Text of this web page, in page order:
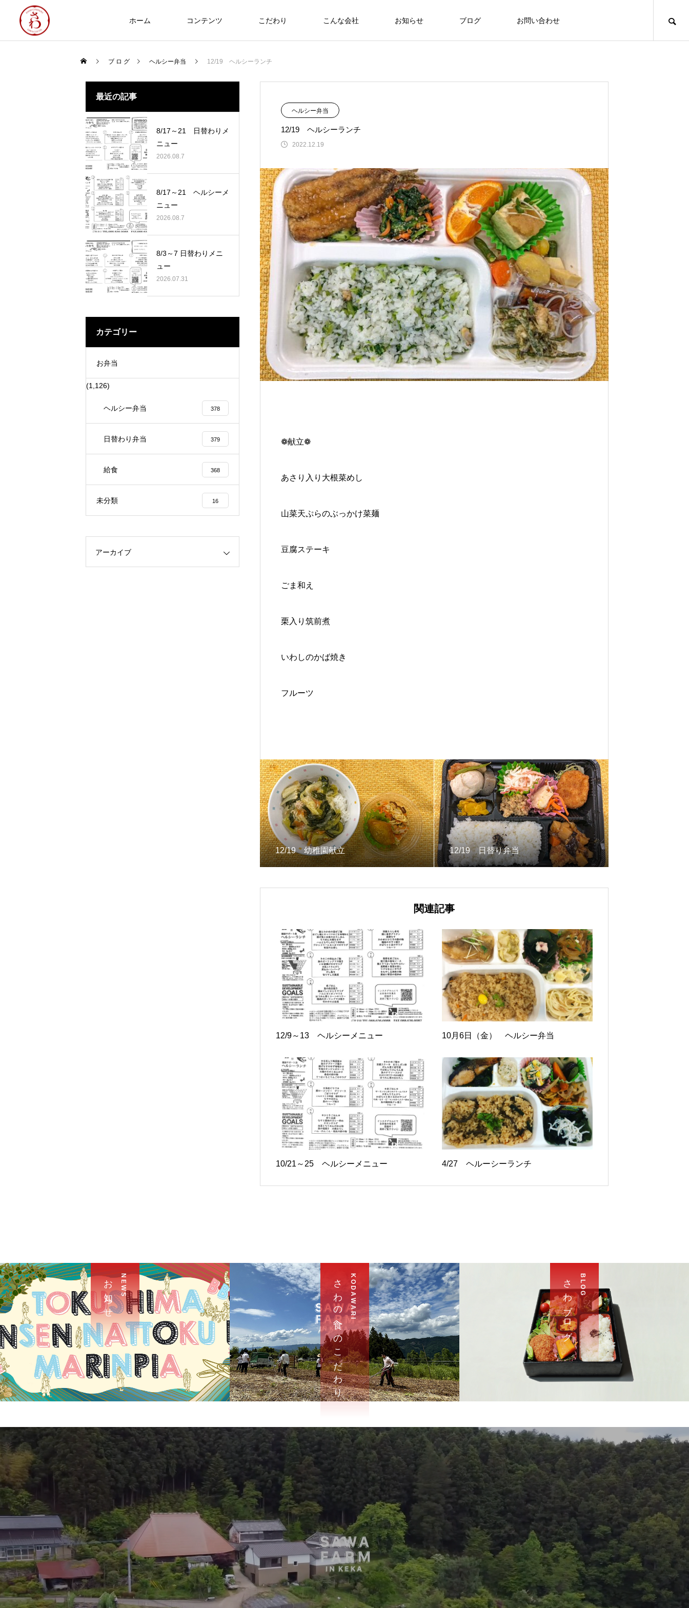
ホーム コンテンツ こだわり こんな会社 お知らせ ブログ お問い合わせ
賀で藍の定植に 行って来ました。
Thoughts on
2025年 食品衛生優良施設 厚生労働大臣賞受
賞 表彰を賜りました。
道の駅いたの 「いたの88サロン」 5月5日に家賀で藍の定植に 行っ
さわおせち2026
食への知識
6月22日（日）🇹🇭🇻🇳アジアンフェア
🇹🇼🇰🇷開催
食への知識
外国人社員の親睦会
NEW
8/17～21 日替わりメニュー
2026.08.07
NEW
8/17～21 ヘルシーメニュー
2026.08.07
8/3～7 ヘルシーメニュー
2026.07.31
ブ ロ グ ヘルシー弁当 12/19 ヘルシーランチ
ヘルシー弁当
12/19 ヘルシーランチ
2022.12.19
❁献立❁
あさり入り大根菜めし
山菜天ぷらのぶっかけ菜麺
豆腐ステーキ
ごま和え
栗入り筑前煮
いわしのかば焼き
フルーツ
12/19 幼稚園献立 12/19 日替り弁当
関連記事
12/9～13 ヘルシーメニュー 10月6日（金） ヘルシー弁当
10/21～25 ヘルシーメニュー 4/27 ヘルーシーランチ
最近の記事
8/17～21 日替わりメ
ニュー
2026.08.7
8/17～21 ヘルシーメ
ニュー
2026.08.7
8/3～7 日替わりメニ
ュー
2026.07.31
カテゴリー
お弁当
(1,126)
ヘルシー弁当 378
日替わり弁当 379
給食 368
未分類 16
アーカイブ
N E W S
お 知 ら せ K O D A W A R I
さ わ の 食 へ の こ だ わ り B L O G
さ わ ブ ロ グ